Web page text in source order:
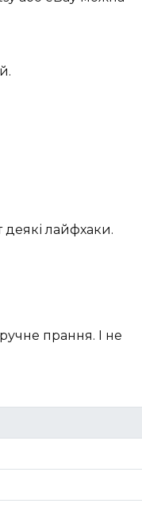
деякі лайфхаки.
прання. І не